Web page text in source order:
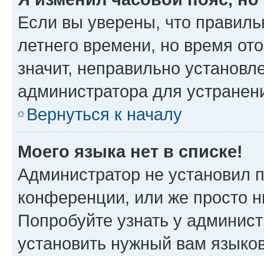
Если вы уверены, что
летнего времени, но время
значит, неправильно
администратора для
Вернуться к началу
Моего языка нет в списке!
Администратор не установил
конференции, или же просто
Попробуйте узнать у
установить нужный вам